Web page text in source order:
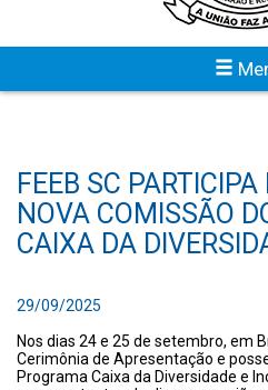
FEEB SC
NOVA COMISSÃO
CAIXA DA
29/09/2025
Nos dias 24 e 25 de setembro, em
Cerimônia de Apresentação e
Programa Caixa da Diversidade e